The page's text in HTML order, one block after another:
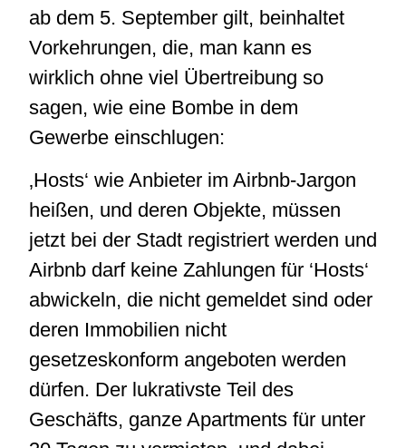
ab dem 5. September gilt, beinhaltet
Vorkehrungen, die, man kann es
wirklich ohne viel Übertreibung so
sagen, wie eine Bombe in dem
Gewerbe einschlugen:
‚Hosts‘ wie Anbieter im Airbnb-Jargon
heißen, und deren Objekte, müssen
jetzt bei der Stadt registriert werden und
Airbnb darf keine Zahlungen für ‘Hosts‘
abwickeln, die nicht gemeldet sind oder
deren Immobilien nicht
gesetzeskonform angeboten werden
dürfen. Der lukrativste Teil des
Geschäfts, ganze Apartments für unter